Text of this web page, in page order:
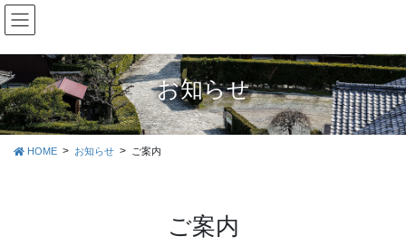
コ
ン
ツ
に
移
ナ
ビ
シ
ョ
ン
お知らせ
HOME お知らせ ご案内
ご案内